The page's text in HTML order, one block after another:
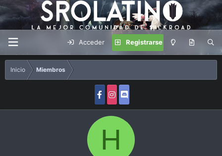
Acceder Registrarse
Inicio Miembros
H